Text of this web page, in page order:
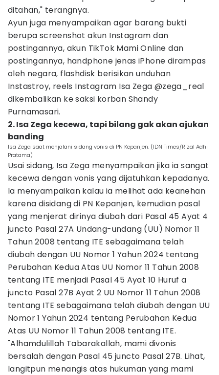
ditahan," terangnya.
Ayun juga menyampaikan agar barang bukti
berupa screenshot akun Instagram dan
postingannya, akun TikTok Mami Online dan
postingannya, handphone jenas iPhone dirampas
oleh negara, flashdisk berisikan unduhan
Instastroy, reels Instagram Isa Zega @zega_real
dikembalikan ke saksi korban Shandy
Purnamasari.
2. Isa Zega kecewa, tapi bilang gak akan ajukan
banding
Isa Zega saat menjalani sidang vonis di PN Kepanjen. (IDN Times/Rizal Adhi
Pratama)
Usai sidang, Isa Zega menyampaikan jika ia sangat
kecewa dengan vonis yang dijatuhkan kepadanya.
Ia menyampaikan kalau ia melihat ada keanehan
karena disidang di PN Kepanjen, kemudian pasal
yang menjerat dirinya diubah dari Pasal 45 Ayat 4
juncto Pasal 27A Undang-undang (UU) Nomor 11
Tahun 2008 tentang ITE sebagaimana telah
diubah dengan UU Nomor 1 Yahun 2024 tentang
Perubahan Kedua Atas UU Nomor 11 Tahun 2008
tentang ITE menjadi Pasal 45 Ayat 10 Huruf a
juncto Pasal 27B Ayat 2 UU Nomor 11 Tahun 2008
tentang ITE sebagaimana telah diubah dengan UU
Nomor 1 Yahun 2024 tentang Perubahan Kedua
Atas UU Nomor 11 Tahun 2008 tentang ITE.
"Alhamdulillah Tabarakallah, mami divonis
bersalah dengan Pasal 45 juncto Pasal 27B. Lihat,
langitpun menangis atas hukuman yang mami